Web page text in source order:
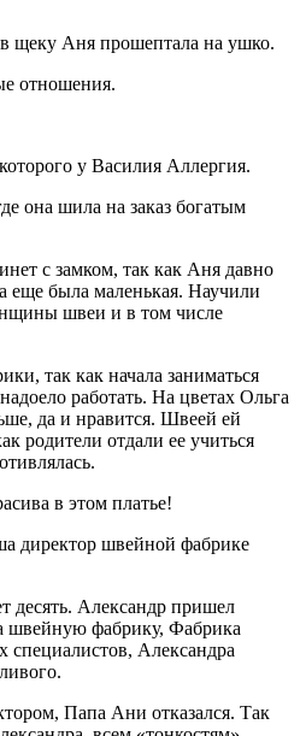
Аня прошептала на ушко.
отношения.
у Василия Аллергия.
она шила на заказ богатым
с замком, так как Аня давно
еще была маленькая. Научили
швеи и в том числе
так как начала заниматься
работать. На цветах Ольга
да и нравится. Швеей ей
родители отдали ее учиться
в этом платье!
директор швейной фабрике
десять. Александр пришел
швейную фабрику, Фабрика
специалистов, Александра
Папа Ани отказался. Так